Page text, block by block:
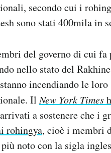
secondo cui i
sono stati 400mila in
del governo di cui fa
nello stato del
incendiando le
IlNew York Times
a sostenere che i
rohingya, cioè i membri
noto con la sigla